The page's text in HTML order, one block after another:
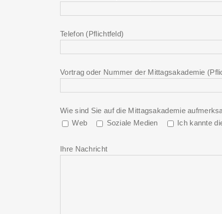
Telefon (Pflichtfeld)
Vortrag oder Nummer der Mittagsakademie
Wie sind Sie auf die Mittagsakademie
Web
Soziale Medien Ich kannte
Ihre Nachricht